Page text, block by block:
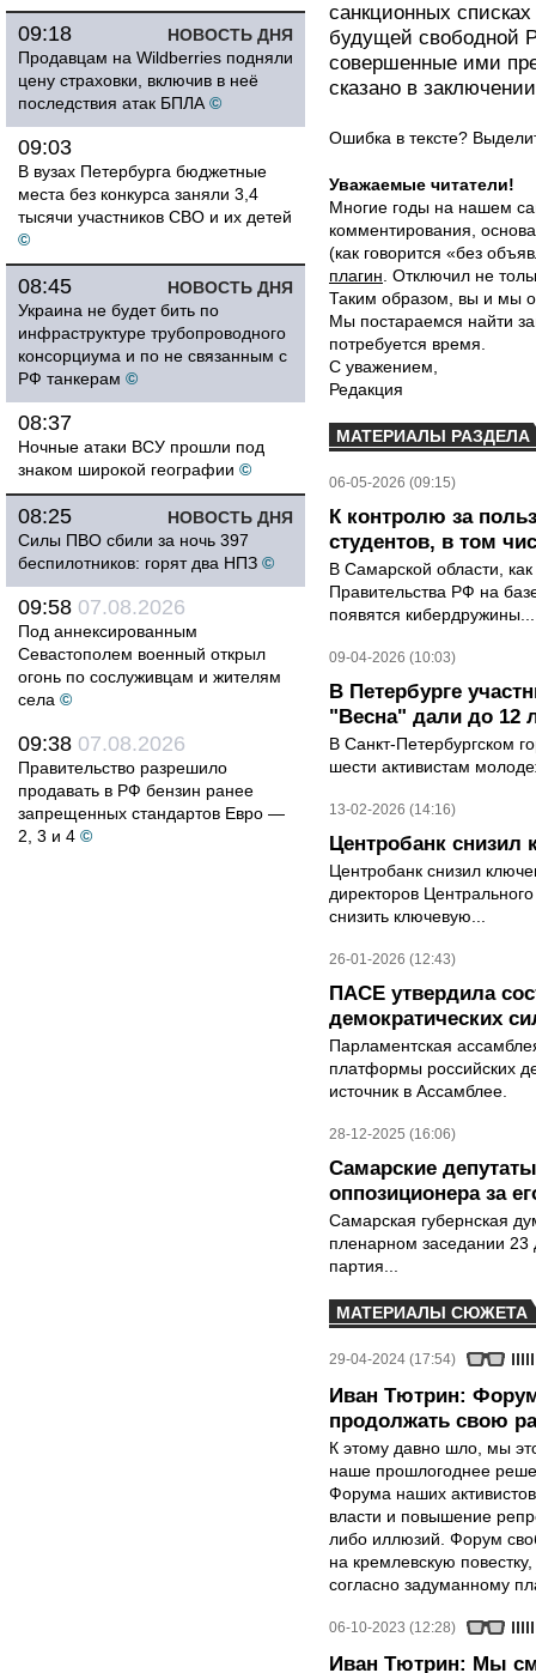
НОВОСТЬ ДНЯ
09:18
Продавцам на Wildberries подняли
цену страховки, включив в неё
последствия атак БПЛА ©
09:03
В вузах Петербурга бюджетные
места без конкурса заняли 3,4
тысячи участников СВО и их детей
©
НОВОСТЬ ДНЯ
08:45
Украина не будет бить по
инфраструктуре трубопроводного
консорциума и по не связанным с
РФ танкерам ©
08:37
Ночные атаки ВСУ прошли под
знаком широкой географии ©
НОВОСТЬ ДНЯ
08:25
Силы ПВО сбили за ночь 397
беспилотников: горят два НПЗ ©
09:58 07.08.2026
Под аннексированным
Севастополем военный открыл
огонь по сослуживцам и жителям
села ©
09:38 07.08.2026
Правительство разрешило
продавать в РФ бензин ранее
запрещенных стандартов Евро —
2, 3 и 4 ©
санкционных
будущей свободной
совершенные ими
сказано в
Ошибка в тексте?
Уважаемые читатели!
Многие годы на нашем
комментирования,
(как говорится «без
плагин . Отключил не
Таким образом, вы и мы
Мы постараемся найти
потребуется время.
С уважением,
Редакция
МАТЕРИАЛЫ РАЗДЕЛА
06-05-2026 (09:15)
К контролю за
студентов, в том
В Самарской области,
Правительства РФ на
появятся кибердружины...
09-04-2026 (10:03)
В Петербурге
"Весна" дали до 12
В Санкт-Петербургском
шести активистам
13-02-2026 (14:16)
Центробанк снизил
Центробанк снизил
директоров
снизить ключевую...
26-01-2026 (12:43)
ПАСЕ утвердила
демократических
Парламентская
платформы российских
источник в Ассамблее.
28-12-2025 (16:06)
Самарские
оппозиционера за
Самарская губернская
пленарном заседании 23
партия...
МАТЕРИАЛЫ СЮЖЕТА
29-04-2024 (17:54)
Иван Тютрин:
продолжать свою
К этому давно шло, мы
наше прошлогоднее
Форума наших
власти и повышение
либо иллюзий. Форум
на кремлевскую
согласно задуманному
06-10-2023 (12:28)
Иван Тютрин: Мы